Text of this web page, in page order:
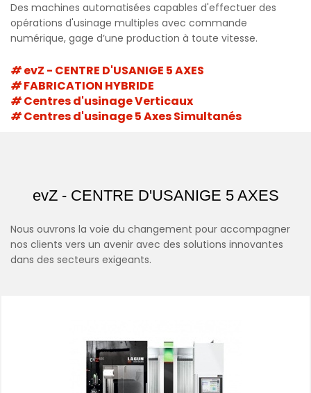
Des machines automatisées capables d'effectuer des
opérations d'usinage multiples avec commande
numérique, gage d’une production à toute vitesse.
evZ - CENTRE D'USANIGE 5 AXES
FABRICATION HYBRIDE
Centres d'usinage Verticaux
Centres d'usinage 5 Axes Simultanés
evZ - CENTRE D'USANIGE 5 AXES
Nous ouvrons la voie du changement pour accompagner
nos clients vers un avenir avec des solutions innovantes
dans des secteurs exigeants.